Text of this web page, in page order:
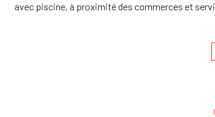
avec piscine, à proximité des commerces et
Les informations sur les risques auxquels ce